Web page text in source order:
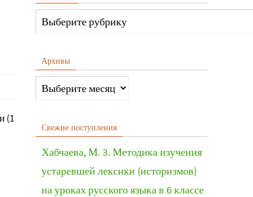
(1
Архивы
Свежие поступления
Хабчаева, М. 3. Методика изучения
устаревшей лексики (историзмов)
на уроках русского языка в 6 классе